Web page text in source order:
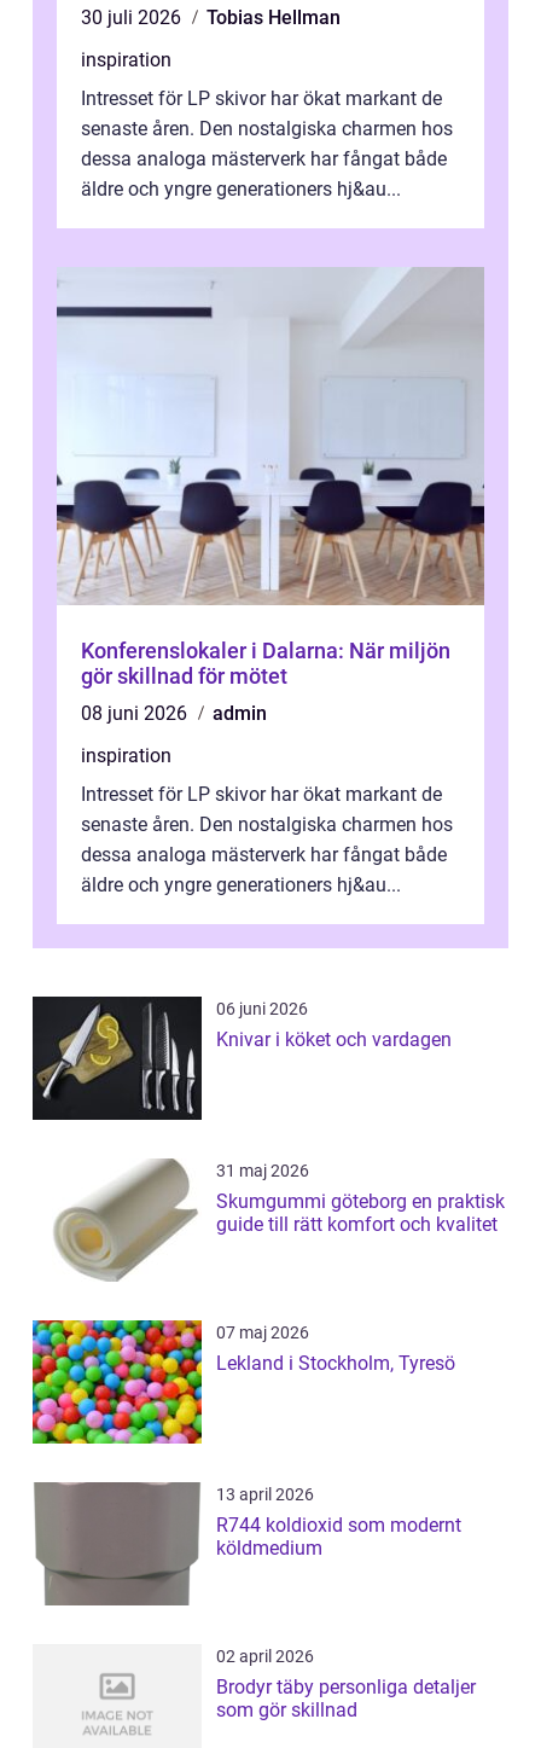
30 juli 2026
Tobias Hellman
inspiration
Intresset för LP skivor har ökat markant de
senaste åren. Den nostalgiska charmen hos
dessa analoga mästerverk har fångat både
äldre och yngre generationers hj&au...
Konferenslokaler i Dalarna: När miljön
gör skillnad för mötet
08 juni 2026
admin
inspiration
Intresset för LP skivor har ökat markant de
senaste åren. Den nostalgiska charmen hos
dessa analoga mästerverk har fångat både
äldre och yngre generationers hj&au...
06 juni 2026
Knivar i köket och vardagen
31 maj 2026
Skumgummi göteborg en praktisk
guide till rätt komfort och kvalitet
07 maj 2026
Lekland i Stockholm, Tyresö
13 april 2026
R744 koldioxid som modernt
köldmedium
02 april 2026
Brodyr täby personliga detaljer
som gör skillnad